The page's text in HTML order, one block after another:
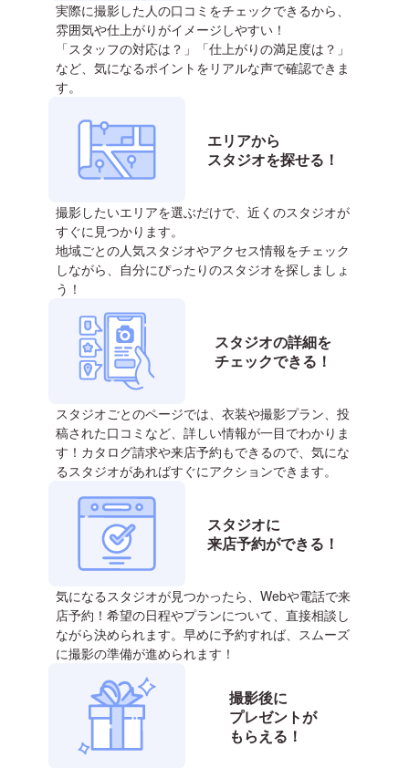
実際に撮影した人の口コミをチェックできるから、
雰囲気や仕上がりがイメージしやすい！
「スタッフの対応は？」「仕上がりの満足度は？」
など、気になるポイントをリアルな声で確認できま
す。
エリアから
スタジオを探せる！
撮影したいエリアを選ぶだけで、近くのスタジオが
すぐに見つかります。
地域ごとの人気スタジオやアクセス情報をチェック
しながら、自分にぴったりのスタジオを探しましょ
う！
スタジオの詳細を
チェックできる！
スタジオごとのページでは、衣装や撮影プラン、投
稿された口コミなど、詳しい情報が一目でわかりま
す！カタログ請求や来店予約もできるので、気にな
るスタジオがあればすぐにアクションできます。
スタジオに
来店予約ができる！
気になるスタジオが見つかったら、Webや電話で来
店予約！希望の日程やプランについて、直接相談し
ながら決められます。早めに予約すれば、スムーズ
に撮影の準備が進められます！
撮影後に
プレゼントが
もらえる！